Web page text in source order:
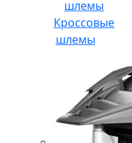
Кроссовые
шлемы